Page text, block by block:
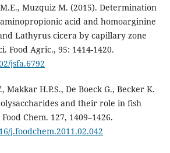
Muzquiz M. (2015). Determination
acid and homoarginine
Lathyrus cicera by capillary zone
Food Agric., 95: 1414-1420.
jsfa.6792
Makkar H.P.S., De Boeck G., Becker K.
and their role in fish
Chem. 127, 1409–1426.
j.foodchem.2011.02.042